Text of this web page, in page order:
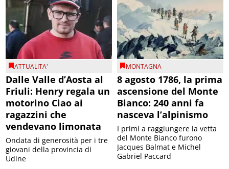
ATTUALITA'
Dalle Valle d’Aosta al
Friuli: Henry regala un
motorino Ciao ai
ragazzini che
vendevano limonata
Ondata di generosità per i tre
giovani della provincia di
Udine
MONTAGNA
8 agosto 1786, la prima
ascensione del Monte
Bianco: 240 anni fa
nasceva l’alpinismo
I primi a raggiungere la vetta
del Monte Bianco furono
Jacques Balmat e Michel
Gabriel Paccard